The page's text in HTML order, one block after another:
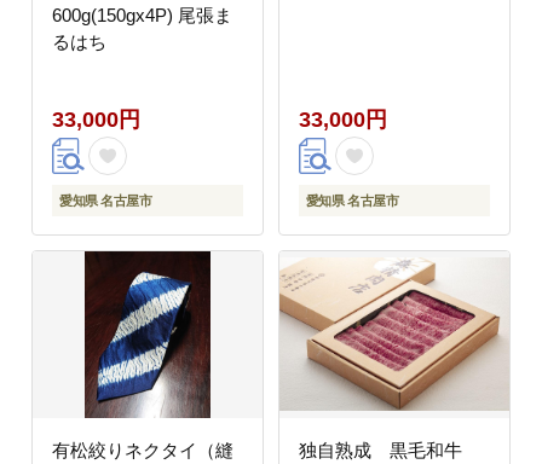
600g(150gx4P) 尾張ま
るはち
33,000円
愛知県 名古屋市
33,000円
愛知県 名古屋市
有松絞りネクタイ（縫
独自熟成 黒毛和牛